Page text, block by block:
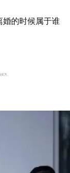
的时候属于谁
方。